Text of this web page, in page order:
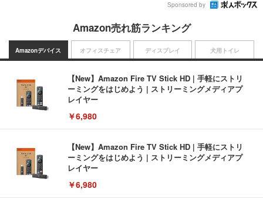
Sponsored by
Amazon売れ筋ランキング
Amazonデバイス
【New】Amazon Fire TV Stick HD | 手軽にストリ
ーミングをはじめよう | ストリーミングメディアプ
レイヤー
￥6,980
【New】Amazon Fire TV Stick HD | 手軽にストリ
ーミングをはじめよう | ストリーミングメディアプ
レイヤー
￥6,980
オフィスチェア ディスプレイ 犬用トイレ